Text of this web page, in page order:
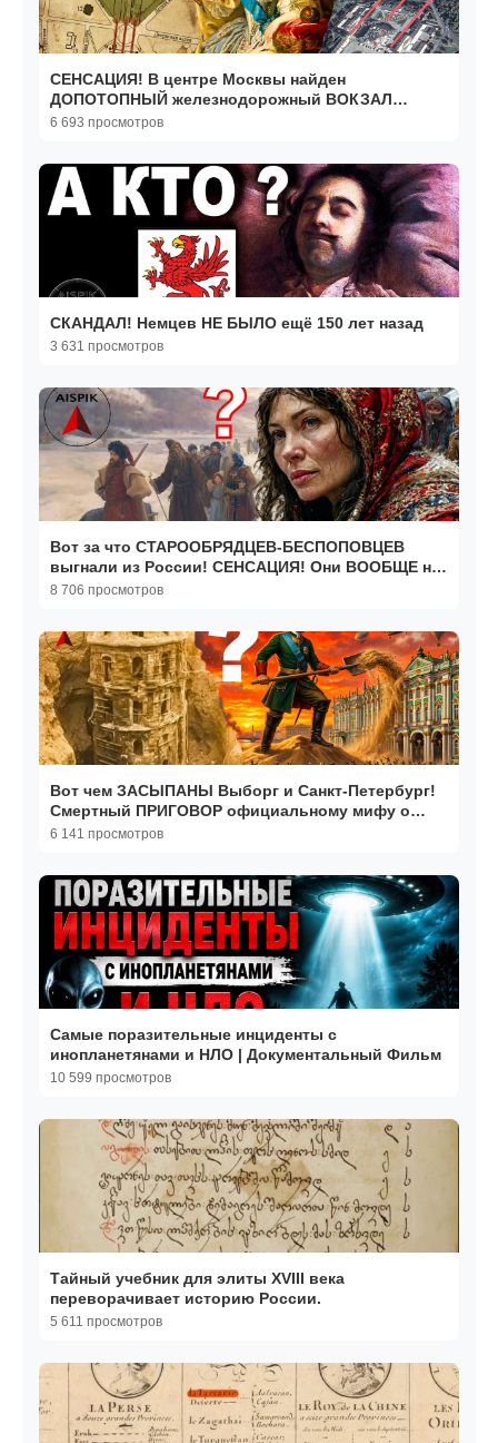
СЕНСАЦИЯ! В центре Москвы найден
ДОПОТОПНЫЙ железнодорожный ВОКЗАЛ
Екатерины II
6 693 просмотров
СКАНДАЛ! Немцев НЕ БЫЛО ещё 150 лет назад
3 631 просмотров
Вот за что СТАРООБРЯДЦЕВ-БЕСПОПОВЦЕВ
выгнали из России! СЕНСАЦИЯ! Они ВООБЩЕ не
были ХРИСТИАНАМИ!
8 706 просмотров
Вот чем ЗАСЫПАНЫ Выборг и Санкт-Петербург!
Смертный ПРИГОВОР официальному мифу о
"КУЛЬТУРНОМ СЛОЕ"
6 141 просмотров
Самые поразительные инциденты с
инопланетянами и НЛО | Документальный Фильм
10 599 просмотров
Тайный учебник для элиты XVIII века
переворачивает историю России.
5 611 просмотров